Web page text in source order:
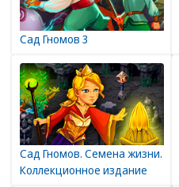
Сад Гномов 3
Сад Гномов. Семена жизни.
Коллекционное издание